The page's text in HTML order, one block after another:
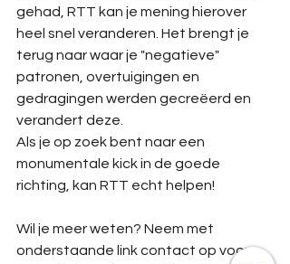
gehad, RTT kan je mening hierover
heel snel veranderen. Het brengt je
terug naar waar je "negatieve"
patronen, overtuigingen en
gedragingen werden gecreëerd en
verandert deze.
Als je op zoek bent naar een
monumentale kick in de goede
richting, kan RTT echt helpen!
Wil je meer weten? Neem met
onderstaande link contact op voor